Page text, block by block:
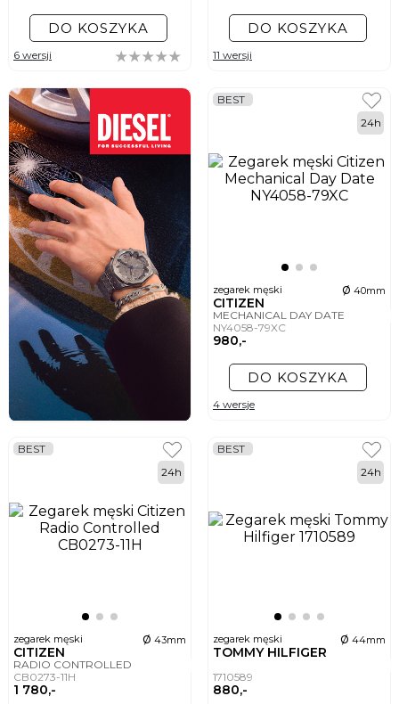
DO KOSZYKA
6 wersji
DO KOSZYKA
11 wersji
zegarek męski ø 40mm
CITIZEN
MECHANICAL DAY DATE
NY4058-79XC
980,-
BEST
24h
DO KOSZYKA
4 wersje
zegarek męski ø 43mm
CITIZEN
RADIO CONTROLLED
CB0273-11H
1 780,-
BEST
24h
zegarek męski ø 44mm
TOMMY HILFIGER
1710589
880,-
BEST
24h